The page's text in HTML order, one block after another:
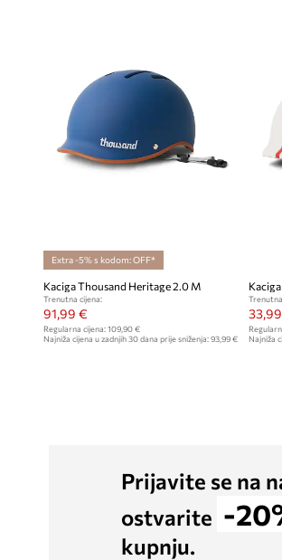
Extra -5% s kodom: OFF*
Kaciga Thousand Heritage 2.0 M
Trenutna cijena:
91,99 €
Regularna cijena: 109,90 €
Najniža cijena u zadnjih 30 dana prije sniženja: 93,99 €
Najniža
Prijavite se na
ostvarite -
kupnju.